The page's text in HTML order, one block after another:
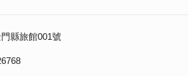
縣旅館001號